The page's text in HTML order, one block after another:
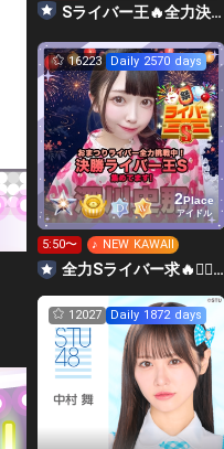
イバー王👑投げれま
Sライバー王🔥全力決勝🗽🌈Annnnnaの空⛱
2Place
アイドル
16223 Daily 2570 days
5:50〜 ♪ NEW KAWAII
全力Sライバー求🔥❤️‍🔥147cm深川史那のルーム🐸🎈
12027 Daily 1872 days